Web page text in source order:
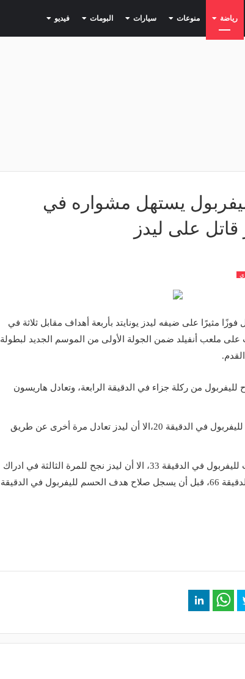
رياضة (current) منوعات (current) سيارات (current) البومات (current) فيديو (current)
يستهل مشواره في
قاتل على ليدز
مثيرًا على ضيفه ليدز يونايتد بأربعة أهداف مقابل ثلاثة في
على ملعب أنفيلد ضمن الجولة الأولى من الموسم الجديد لبطولة
من ركلة جزاء في الدقيقة الرابعة، وتعادل هاريسون
وأضاف فان دايك الهدف الثاني لليفربول في الدقيقة 20،الا أن ليدز تعادل مرة أخرى عن طريق
وعاد محمد صلاح ليسجل الثالث لليفربول في الدقيقة 33، الا أن ليدز نجح للمرة الثالثة في ادراك
التعادل عن طريق كليتش في الدقيقة 66، قبل أن يسجل صلاح هدف الحسم لليفربول في الدقيقة